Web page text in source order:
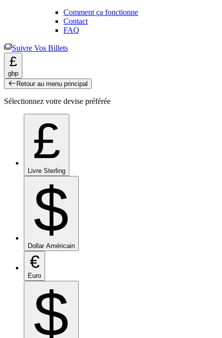
Comment ça fonctionne
Contact
FAQ
Suivre Vos Billets
£
gbp
Retour au menu principal
Sélectionnez votre devise préférée
£
Livre Sterling
$
Dollar Américain
€
Euro
$